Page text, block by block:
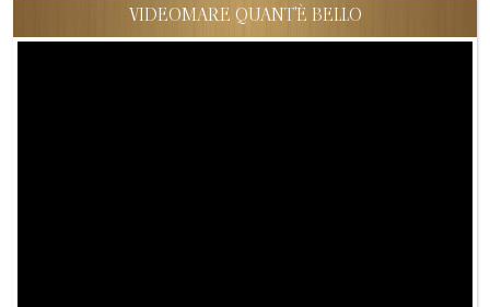
VIDEOMARE QUANT'È BELLO